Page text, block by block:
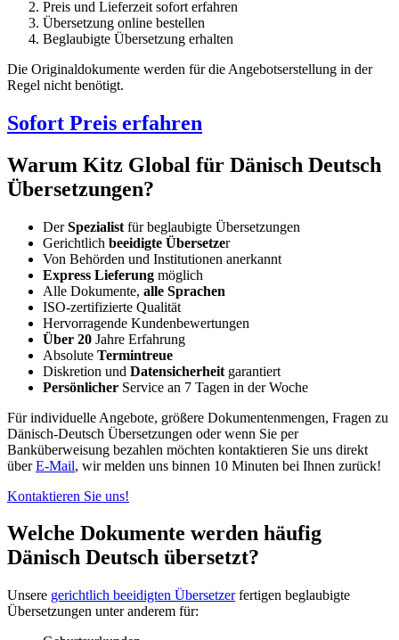
Preis und Lieferzeit sofort erfahren
Übersetzung online bestellen
Beglaubigte Übersetzung erhalten
Die Originaldokumente werden für die Angebotserstellung in der
Regel nicht benötigt.
Sofort Preis erfahren
Warum Kitz Global für Dänisch Deutsch
Übersetzungen?
DerSpezialist für beglaubigte Übersetzungen
Gerichtlich beeidigte Übersetzer
Von Behörden und Institutionen anerkannt
Express Lieferung möglich
Alle Dokumente, alle Sprachen
ISO-zertifizierte Qualität
Hervorragende Kundenbewertungen
Über 20 Jahre Erfahrung
Absolute Termintreue
Diskretion und Datensicherheit garantiert
Persönlicher Service an 7 Tagen in der Woche
Für individuelle Angebote, größere Dokumentenmengen, Fragen zu
Dänisch-Deutsch Übersetzungen oder wenn Sie per
Banküberweisung bezahlen möchten kontaktieren Sie uns direkt
überE-Mail, wir melden uns binnen 10 Minuten bei Ihnen zurück!
Kontaktieren Sie uns!
Welche Dokumente werden häufig
Dänisch Deutsch übersetzt?
Unsere gerichtlich beeidigten Übersetzerfertigen beglaubigte
Übersetzungen unter anderem für: